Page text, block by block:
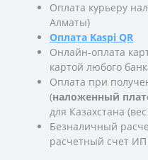
Оплата курьеру
Алматы)
Оплата Kaspi QR
Онлайн-оплата
картой любого
Оплата при
(наложенный
для Казахстана
Безналичный
расчетный счет